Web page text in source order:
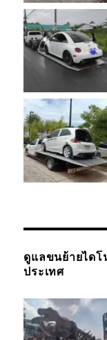
ดูแลขนย้ายไดโ
ประเทศ